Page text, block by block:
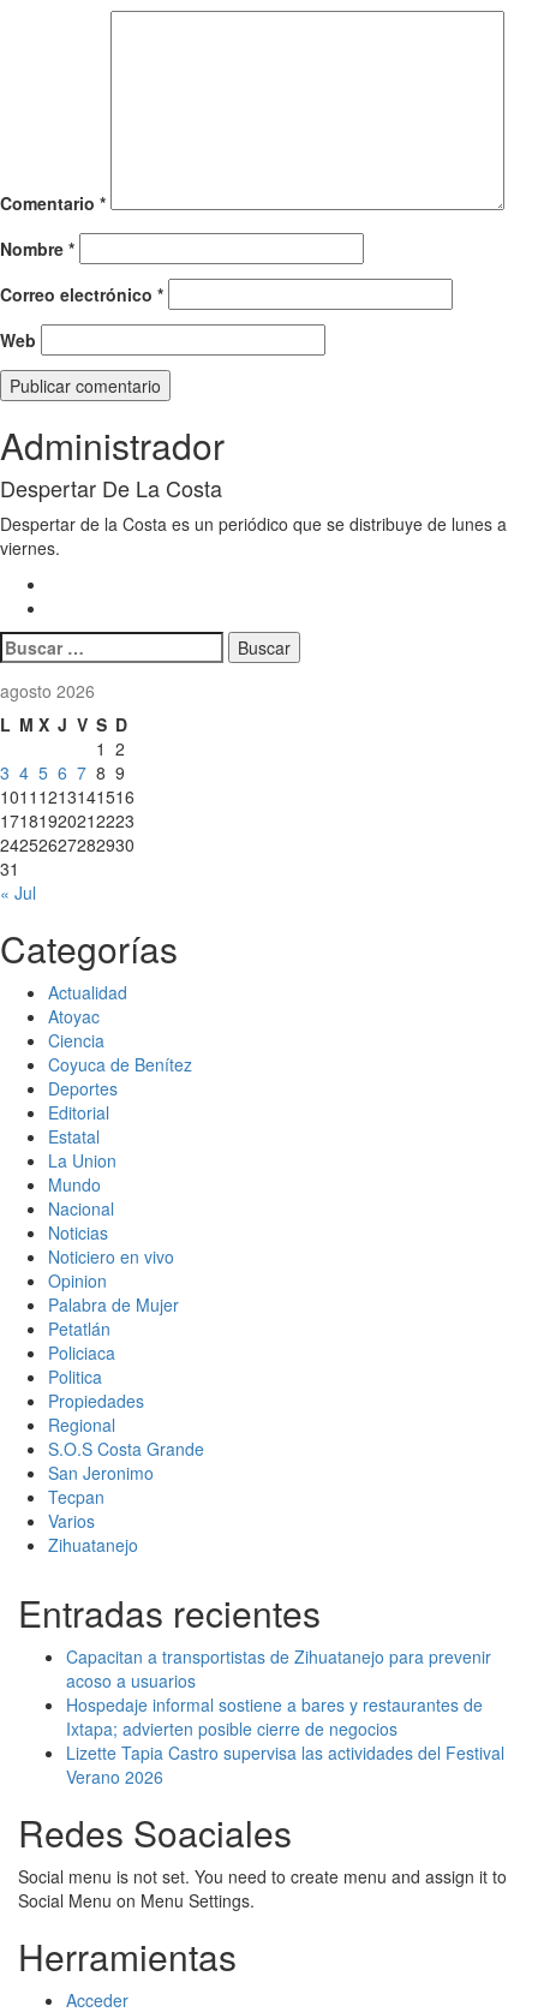
Comentario *
Nombre *
Correo electrónico *
Web
Administrador
Despertar De La Costa
Despertar de la Costa es un periódico que se distribuye de lunes a
viernes.
Buscar:
agosto 2026
L M X J V S D
1 2
3 4 5 6 7 8 9
1011 1213141516
17181920212223
24252627282930
31
« Jul
Categorías
Actualidad
Atoyac
Ciencia
Coyuca de Benítez
Deportes
Editorial
Estatal
La Union
Mundo
Nacional
Noticias
Noticiero en vivo
Opinion
Palabra de Mujer
Petatlán
Policiaca
Politica
Propiedades
Regional
S.O.S Costa Grande
San Jeronimo
Tecpan
Varios
Zihuatanejo
Entradas recientes
Capacitan a transportistas de Zihuatanejo para prevenir
acoso a usuarios
Hospedaje informal sostiene a bares y restaurantes de
Ixtapa; advierten posible cierre de negocios
Lizette Tapia Castro supervisa las actividades del Festival
Verano 2026
Redes Soaciales
Social menu is not set. You need to create menu and assign it to
Social Menu on Menu Settings.
Herramientas
Acceder